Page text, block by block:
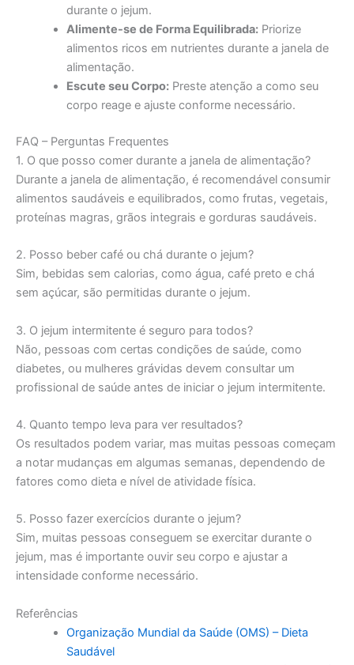
durante o jejum.
Alimente-se de Forma Equilibrada:Priorize
alimentos ricos em nutrientes durante a janela de
alimentação.
Escute seu Corpo:Preste atenção a como seu
corpo reage e ajuste conforme necessário.
FAQ – Perguntas Frequentes
1. O que posso comer durante a janela de alimentação?
Durante a janela de alimentação, é recomendável consumir
alimentos saudáveis e equilibrados, como frutas, vegetais,
proteínas magras, grãos integrais e gorduras saudáveis.
2. Posso beber café ou chá durante o jejum?
Sim, bebidas sem calorias, como água, café preto e chá
sem açúcar, são permitidas durante o jejum.
3. O jejum intermitente é seguro para todos?
Não, pessoas com certas condições de saúde, como
diabetes, ou mulheres grávidas devem consultar um
profissional de saúde antes de iniciar o jejum intermitente.
4. Quanto tempo leva para ver resultados?
Os resultados podem variar, mas muitas pessoas começam
a notar mudanças em algumas semanas, dependendo de
fatores como dieta e nível de atividade física.
5. Posso fazer exercícios durante o jejum?
Sim, muitas pessoas conseguem se exercitar durante o
jejum, mas é importante ouvir seu corpo e ajustar a
intensidade conforme necessário.
Referências
Organização Mundial da Saúde (OMS) – Dieta
Saudável